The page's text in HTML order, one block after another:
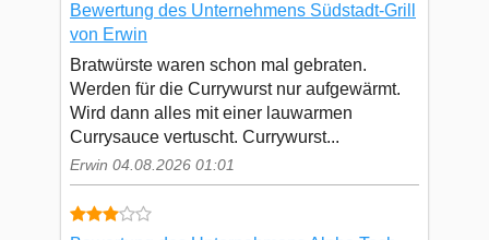
Bewertung des Unternehmens Südstadt-Grill
von Erwin
Bratwürste waren schon mal gebraten.
Werden für die Currywurst nur aufgewärmt.
Wird dann alles mit einer lauwarmen
Currysauce vertuscht. Currywurst...
Erwin 04.08.2026 01:01